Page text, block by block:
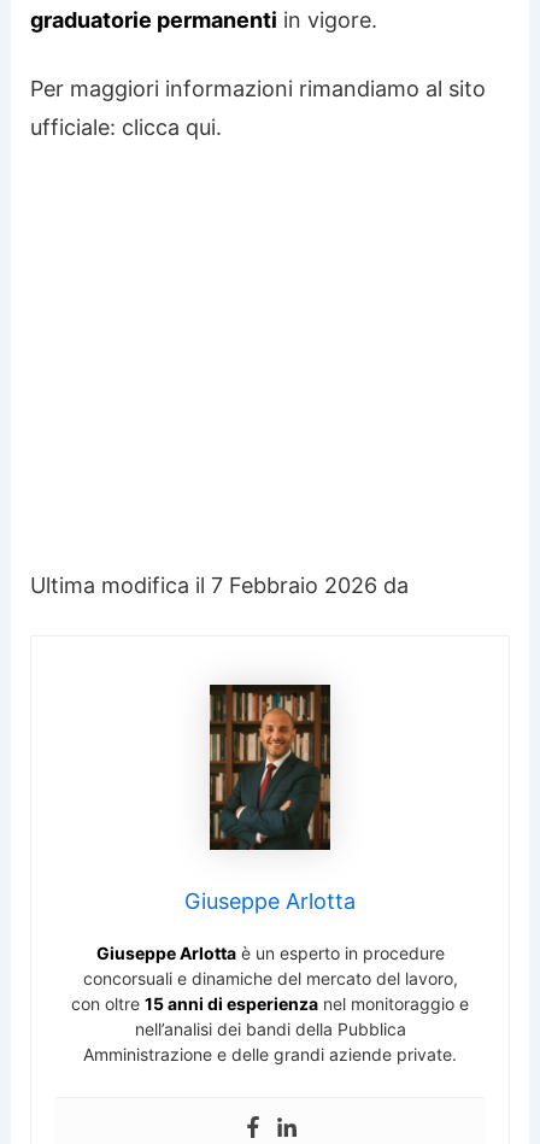
graduatorie permanenti in vigore.
Per maggiori informazioni rimandiamo al sito
ufficiale: clicca qui.
Ultima modifica il 7 Febbraio 2026 da
Giuseppe Arlotta
Giuseppe Arlottaè un esperto in procedure
concorsuali e dinamiche del mercato del lavoro,
con oltre 15 anni di esperienza nel monitoraggio e
nell’analisi dei bandi della Pubblica
Amministrazione e delle grandi aziende private.